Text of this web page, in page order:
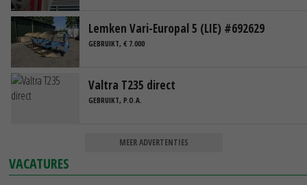
Lemken Vari-Europal 5 (LIE) #692629
GEBRUIKT, € 7.000
Valtra T235 direct
GEBRUIKT, P.O.A.
MEER ADVERTENTIES
VACATURES